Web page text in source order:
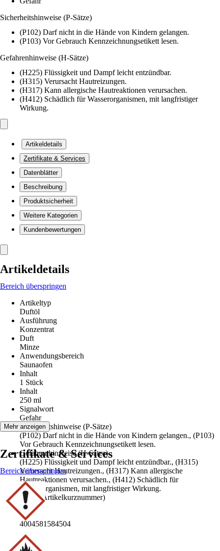
Sicherheitshinweise (P-Sätze)
(P102) Darf nicht in die Hände von Kindern gelangen.
(P103) Vor Gebrauch Kennzeichnungsetikett lesen.
Gefahrenhinweise (H-Sätze)
(H225) Flüssigkeit und Dampf leicht entzündbar.
(H315) Verursacht Hautreizungen.
(H317) Kann allergische Hautreaktionen verursachen.
(H412) Schädlich für Wasserorganismen, mit langfristiger
Wirkung.
Artikeldetails
Zertifikate & Services
Datenblätter
Beschreibung
Produktsicherheit
Weitere Kategorien
Kundenbewertungen
Artikeldetails
Bereich überspringen
Artikeltyp
Duftöl
Ausführung
Konzentrat
Duft
Minze
Anwendungsbereich
Saunaofen
Inhalt
1 Stück
Inhalt
250 ml
Signalwort
Gefahr
Sicherheitshinweise (P-Sätze)
(P102) Darf nicht in die Hände von Kindern gelangen., (P103)
Vor Gebrauch Kennzeichnungsetikett lesen.
Gefahrenhinweise (H-Sätze)
(H225) Flüssigkeit und Dampf leicht entzündbar., (H315)
Verursacht Hautreizungen., (H317) Kann allergische
Hautreaktionen verursachen., (H412) Schädlich für
Wasserorganismen, mit langfristiger Wirkung.
AKN (Artikelkurznummer)
3PNF
EAN
4004581584504
Mehr anzeigen
Zertifikate & Services
Bereich überspringen